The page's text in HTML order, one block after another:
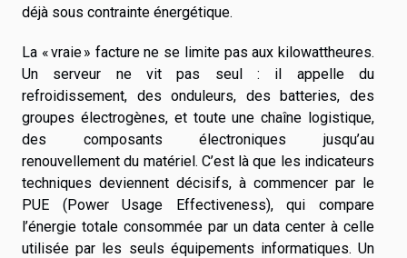
déjà sous contrainte énergétique.
La « vraie » facture ne se limite pas aux kilowattheures.
Un serveur ne vit pas seul : il appelle du
refroidissement, des onduleurs, des batteries, des
groupes électrogènes, et toute une chaîne logistique,
des composants électroniques jusqu’au
renouvellement du matériel. C’est là que les indicateurs
techniques deviennent décisifs, à commencer par le
PUE (Power Usage Effectiveness), qui compare
l’énergie totale consommée par un data center à celle
utilisée par les seuls équipements informatiques. Un